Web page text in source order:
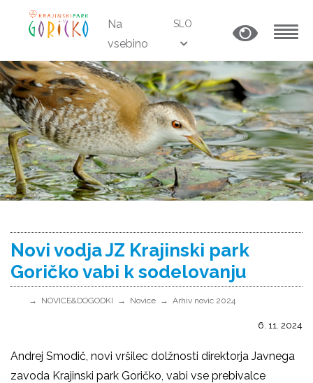
Na
vsebino
SLO
Novi vodja JZ Krajinski park
Goričko vabi k sodelovanju
NOVICE&DOGODKI Novice Arhiv novic 2024
6. 11. 2024
Andrej Smodič, novi vršilec dolžnosti direktorja Javnega
zavoda Krajinski park Goričko, vabi vse prebivalce